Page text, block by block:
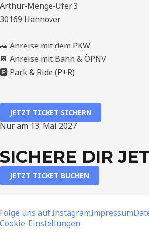
Arthur‑Menge‑Ufer 3
30169 Hannover
🚗 Anreise mit dem PKW
🚆 Anreise mit Bahn & ÖPNV
🅿️ Park & Ride (P+R)
JETZT TICKET SICHERN
Nur am 13. Mai 2027
SICHERE DIR
JETZT TICKET BUCHEN
Folge uns auf InstagramImpressum
Cookie-Einstellungen